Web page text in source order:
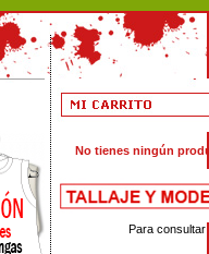
No tienes ningún
Para